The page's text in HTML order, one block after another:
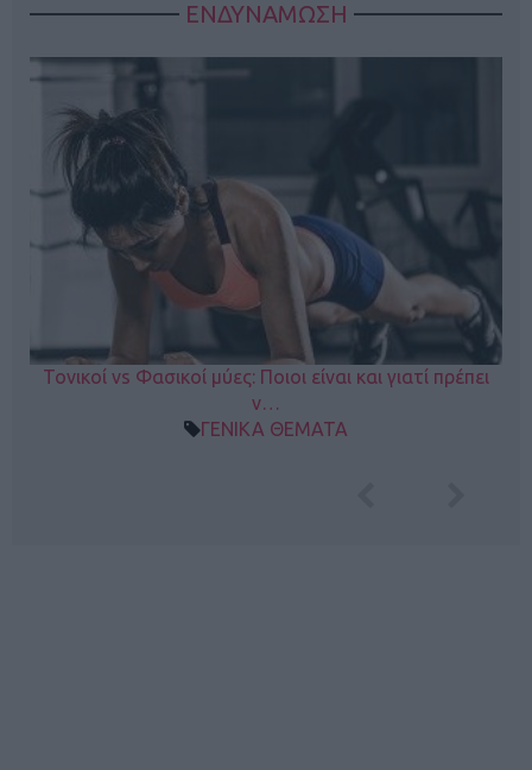
ΕΝΔΥΝΑΜΩΣΗ
Τονικοί vs Φασικοί μύες: Ποιοι είναι και γιατί πρέπει
ν…
ΓΕΝΙΚΑ ΘΕΜΑΤΑ